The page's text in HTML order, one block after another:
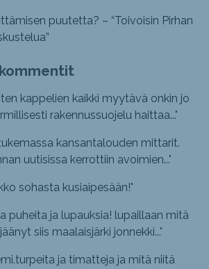
puutetta? – “Toivoisin Pirhan
kappelien kaikki myytävä onkin jo
rakennussuojelu haittaa..."
kansantalouden mittarit.
uutisissa kerrottiin avoimien..."
sohasta kusiaipesään!"
puheita ja lupauksia! lupaillaan mitä
siis maalaisjärki jonnekki..."
ja timatteja ja mitä niitä